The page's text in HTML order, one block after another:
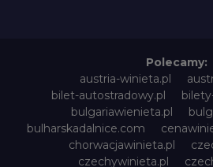
Polecamy:
austria-winieta.pl
bilet-autostradowy.pl
bulgariawienieta.pl
bulharskadalnice.com
chorwacjawinieta.pl
czechywinieta.pl